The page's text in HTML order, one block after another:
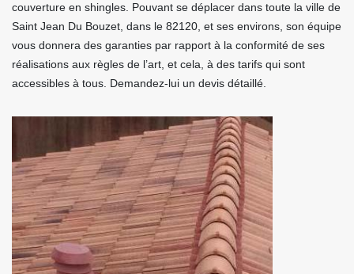
couverture en shingles. Pouvant se déplacer dans toute la ville de
Saint Jean Du Bouzet, dans le 82120, et ses environs, son équipe
vous donnera des garanties par rapport à la conformité de ses
réalisations aux règles de l’art, et cela, à des tarifs qui sont
accessibles à tous. Demandez-lui un devis détaillé.